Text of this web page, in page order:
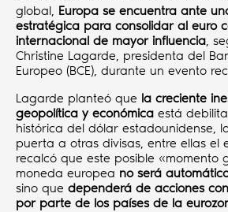
global, Europa se encuentra ante
estratégica para consolidar al euro
internacional de mayor influencia,
Christine Lagarde, presidenta del
Europeo (BCE), durante un evento
Lagarde planteó que la creciente
geopolítica y económica está
histórica del dólar estadounidense,
puerta a otras divisas, entre ellas el
recalcó que este posible «momento
moneda europea no será
sino que dependerá de acciones
por parte de los países de la